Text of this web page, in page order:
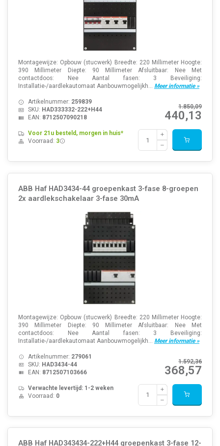
Montagewijze: Opbouw (stucwerk) Breedte: 220 Millimeter Hoogte:
390 Millimeter Diepte: 90 Millimeter Afsluitbaar: Nee Met
contactdoos: Nee Aantal fasen: 3 Beveiliging:
Installatie-/aardlekautomaat Aanbouwmogelijkh... Meer informatie »
1.850,09
440,13
Artikelnummer: 259839
SKU: HAD333332-222+H44
EAN: 8712507090218
Voor 21u besteld, morgen in huis*
Voorraad: 3
ABB Haf HAD3434-44 groepenkast 3-fase 8-groepen
2x aardlekschakelaar 3-fase 30mA
Montagewijze: Opbouw (stucwerk) Breedte: 220 Millimeter Hoogte:
390 Millimeter Diepte: 90 Millimeter Afsluitbaar: Nee Met
contactdoos: Nee Aantal fasen: 3 Beveiliging:
Installatie-/aardlekautomaat Aanbouwmogelijkh... Meer informatie »
1.592,36
368,57
Artikelnummer: 279061
SKU: HAD3434-44
EAN: 8712507103666
Verwachte levertijd: 1-2 weken
Voorraad: 0
ABB Haf HAD343434-222+H44 groepenkast 3-fase 12-